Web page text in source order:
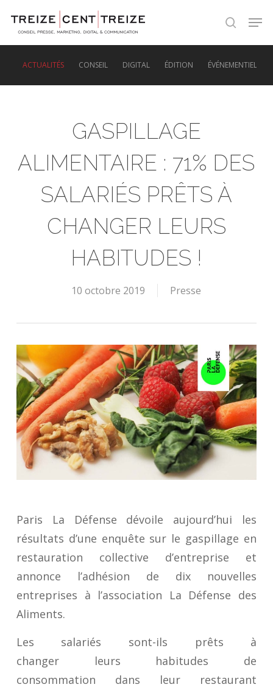
search
ACTUALITÉS CONSEIL DIGITAL ÉDITION ÉVÉNEMENTIEL
GASPILLAGE
ALIMENTAIRE : 71% DES
SALARIÉS PRÊTS À
CHANGER LEURS
HABITUDES !
10 octobre 2019 Presse
Paris La Défense dévoile aujourd’hui les
résultats d’une enquête sur le gaspillage en
restauration collective d’entreprise et
annonce l’adhésion de dix nouvelles
entreprises à l’association La Défense des
Aliments.
Les salariés sont-ils prêts à
changer leurs habitudes de
consommation dans leur restaurant